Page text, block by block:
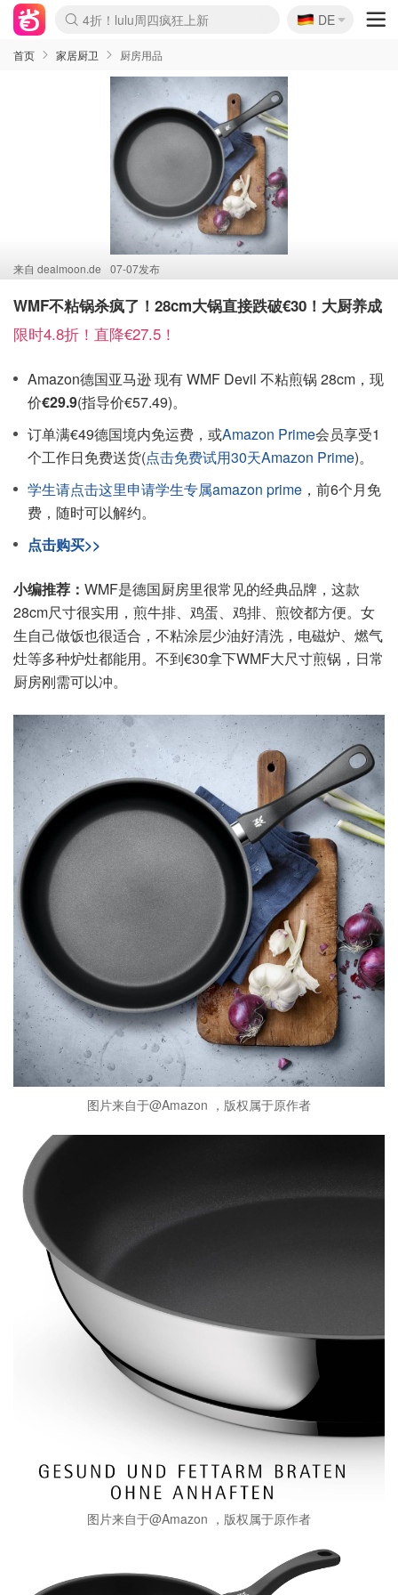
Boticinal 夏促开抢！
4折！lulu周四疯狂上新
还没结束！&OtherStories大促
Joybuy变相75折 随时失效
速领！Stanley独家85折
疑似霸哥！Camper额外叠85折
Zalando 奥莱闪促！每日更新
Moncler反季囤！5折起+叠9折
Coach Brooklyn仅€192
🇩🇪
DE
首页 家居厨卫 厨房用品
来自 dealmoon.de 07-07发布
WMF不粘锅杀疯了！28cm大锅直接跌破€30！大厨养成
限时4.8折！直降€27.5！
Amazon德国亚马逊 现有 WMF Devil 不粘煎锅 28cm，现
价€29.9(指导价€57.49)。
订单满€49德国境内免运费，或Amazon Prime会员享受1
个工作日免费送货(点击免费试用30天Amazon Prime)。
学生请点击这里申请学生专属amazon prime ，前6个月免
费，随时可以解约。
点击购买>>
小编推荐： WMF是德国厨房里很常见的经典品牌，这款
28cm尺寸很实用，煎牛排、鸡蛋、鸡排、煎饺都方便。女
生自己做饭也很适合，不粘涂层少油好清洗，电磁炉、燃气
灶等多种炉灶都能用。不到€30拿下WMF大尺寸煎锅，日常
厨房刚需可以冲。
图片来自于@Amazon ，版权属于原作者
图片来自于@Amazon ，版权属于原作者